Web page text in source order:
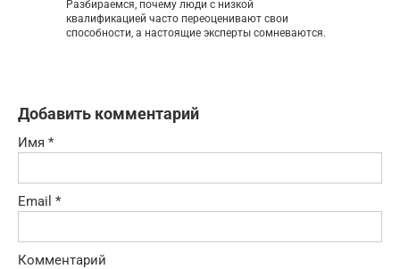
Разбираемся, почему люди с низкой
квалификацией часто переоценивают свои
способности, а настоящие эксперты сомневаются.
Добавить комментарий
Имя *
Email *
Комментарий